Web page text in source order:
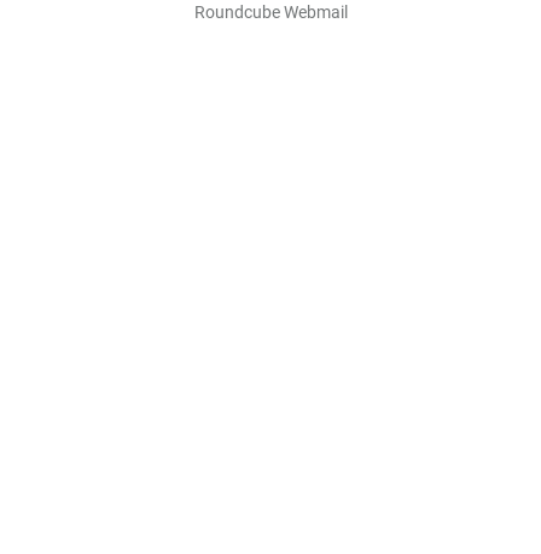
Roundcube Webmail